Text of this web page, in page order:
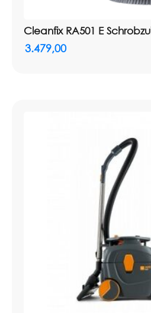
Cleanfix RA501 E
3.479,00